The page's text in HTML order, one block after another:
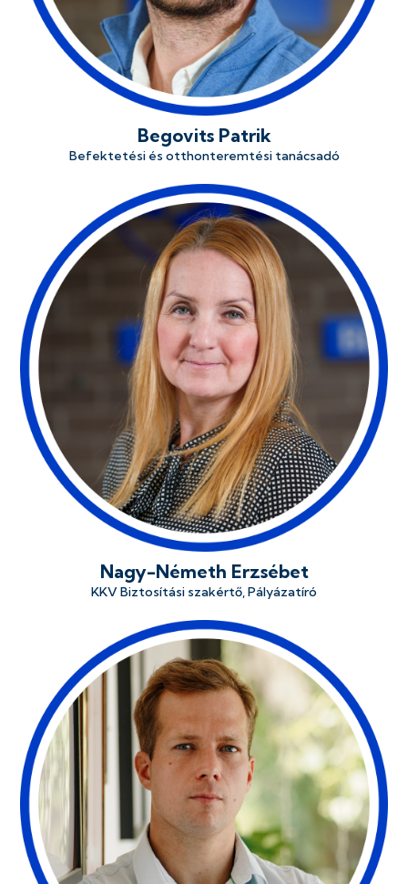
Begovits Patrik
Befektetési és otthonteremtési tanácsadó
Nagy-Németh Erzsébet
KKV Biztosítási szakértő, Pályázatíró